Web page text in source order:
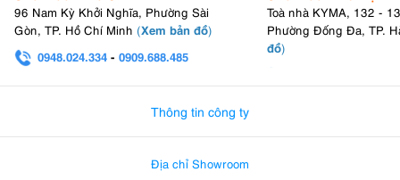
96 Nam Kỳ Khởi Nghĩa, Phường Sài
Gòn, TP. Hồ Chí Minh (Xem bản đồ)
0948.024.334 - 0909.688.485
Toà nhà KYMA, 132 -
Phường Đống Đa, TP.
đồ)
Thông tin công ty
Địa chỉ Showroom